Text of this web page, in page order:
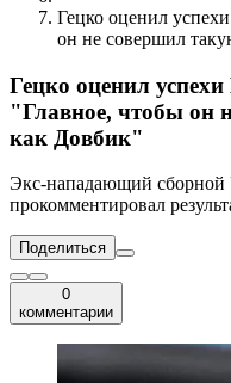
Гецко оценил
он не совершил
Гецко оценил
"Главное, чтобы он
как Довбик"
Экс-нападающий
прокомментировал
Поделиться
0
комментарии